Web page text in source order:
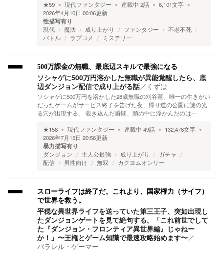
★59 現代ファンタジー 連載中 2話 6,101文字
2026年4月10日 00:06更新
性描写有り
現代 魔法 成り上がり ファンタジー
不老不死
バトル
ラブコメ ミステリー
500万課金の無職、最底辺スキルで最強になる
ソシャゲに500万円溶かした無職が異能覚醒したら、底
辺ダンジョン配信で成り上がる話／ くずは
ソシャゲに500万円を溶かした28歳無職の刈谷蓮。唯一の生きがい
だったゲームがサービス終了を告げた夜、帰り道の公園に謎の光
る穴が出現する。 覗き込んだ瞬間、頭の中に浮かんだのは…
★158 現代ファンタジー 連載中 49話 132,478文字
2026年7月15日 20:56更新
暴力描写有り
ダンジョン 主人公最強 成り上がり
ガチャ
配信
男性向け 無双 カクヨムオンリー
スローライフは終了だ。これより、国家権力（サイフ）
で世界を救う。
平穏な異世界ライフを送っていた第三王子、突如出現し
たダンジョンゲートを見て絶句する。「これ前世でして
た『ダンジョン・フロンティア異世界編』じゃねー
か！」〜王権とゲーム知識で最速攻略始めます〜／
パラレル・ゲーマー